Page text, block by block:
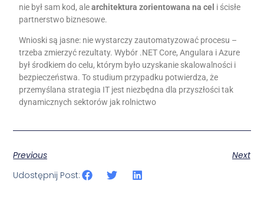
nie był sam kod, alearchitektura zorientowana na cel i ścisłe
partnerstwo biznesowe.
Wnioski są jasne: nie wystarczy zautomatyzować procesu –
trzeba zmierzyć rezultaty. Wybór .NET Core, Angulara i Azure
był środkiem do celu, którym było uzyskanie skalowalności i
bezpieczeństwa. To studium przypadku potwierdza, że
przemyślana strategia IT jest niezbędna dla przyszłości tak
dynamicznych sektorów jak rolnictwo
Previous
Next
Udostępnij Post: